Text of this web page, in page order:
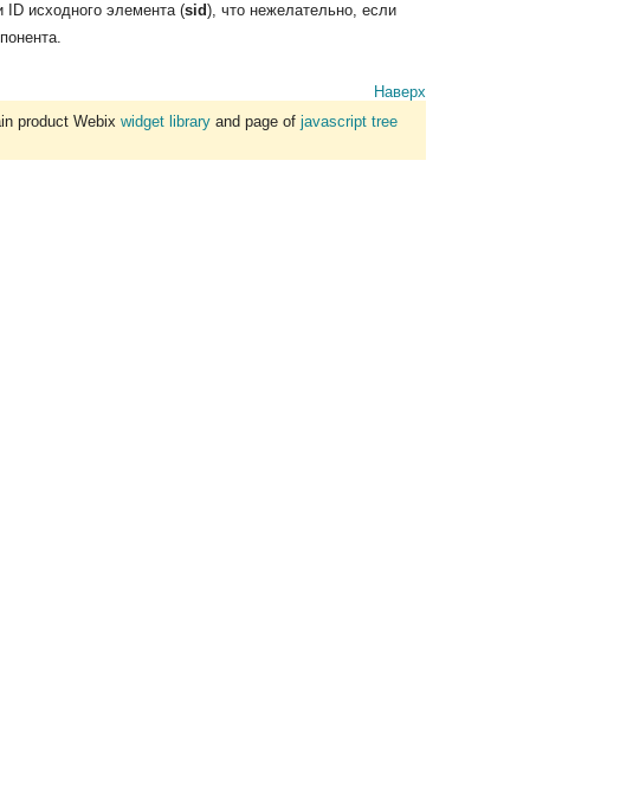
исходного элемента (sid), что нежелательно, если
Наверх
product Webix widget library and page of javascript tree